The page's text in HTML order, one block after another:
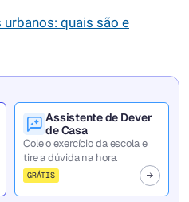
quais são e
Assistente de Dever
de Casa
Cole o exercício da escola e
tire a dúvida na hora.
GRÁTIS